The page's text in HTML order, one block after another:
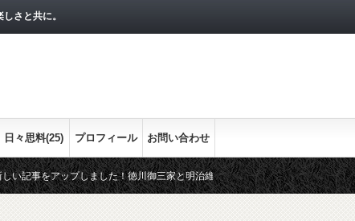
さと共に。
日々思料(25) プロフィール お問い合わせ
しました！徳川御三家と明治維新との関わりをまとめます。最終回の今回は
かな流れをシリーズで！
経済指標として押さえておきたい３つの